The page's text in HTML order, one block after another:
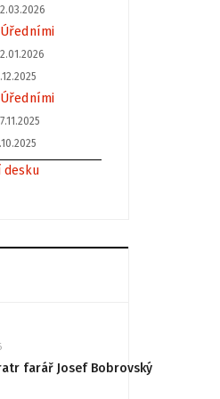
Úředními
Úředními
desku
farář Josef Bobrovský